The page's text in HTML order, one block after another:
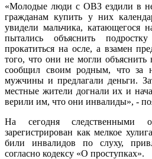
«Молодые люди с ОВЗ ездили в
гражданам купить у них
увидели мальчика, катающегося
пытались объяснить
прокатиться на осле, а взамен
того, что они не могли объяснить
сообщил своим родным, что за
мужчины и предлагали деньги.
местные жители догнали их и
верили им, что они инвалиды», -
На сегодня следственными
зарегистрирован как мелкое
били инвалидов по слуху,
согласно кодексу «О проступках».